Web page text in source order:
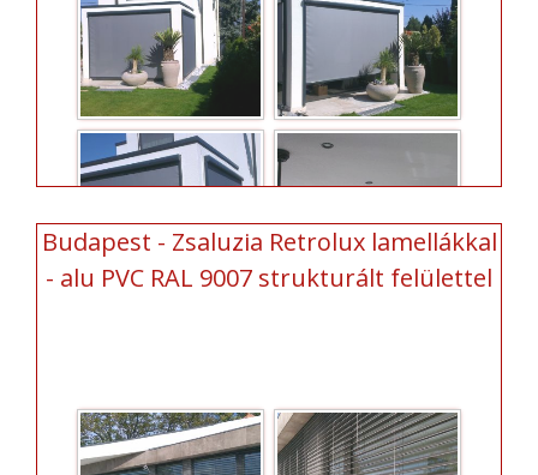
Budapest - Zsaluzia Retrolux lamellákkal
- alu PVC RAL 9007 strukturált felülettel